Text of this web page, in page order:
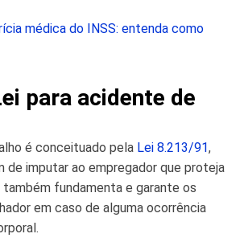
médica do INSS: entenda como
para acidente de
é conceituado pela Lei 8.213/91,
de imputar ao empregador que proteja
também fundamenta e garante os
em caso de alguma ocorrência